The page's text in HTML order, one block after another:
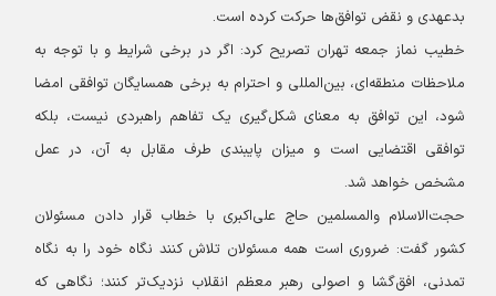
بدعهدی و نقض توافق‌ها حرکت کرده است.
خطیب نماز جمعه تهران تصریح کرد: اگر در برخی شرایط و با توجه به
ملاحظات منطقه‌ای، بین‌المللی و احترام به برخی همسایگان توافقی امضا
شود، این توافق به معنای شکل‌گیری یک تفاهم راهبردی نیست، بلکه
توافقی اقتضایی است و میزان پایبندی طرف مقابل به آن، در عمل
مشخص خواهد شد.
حجتالاسلام والمسلمین حاج علی‌اکبری با خطاب قرار دادن مسئولان
کشور گفت: ضروری است همه مسئولان تلاش کنند نگاه خود را به نگاه
تمدنی، افق‌گشا و اصولی رهبر معظم انقلاب نزدیک‌تر کنند؛ نگاهی که